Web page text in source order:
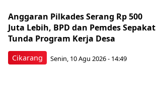
Cikarang
Anggaran Pilkades Serang Rp 500
Juta Lebih, BPD dan Pemdes Sepakat
Tunda Program Kerja Desa
Senin, 10 Agu 2026 - 14:49